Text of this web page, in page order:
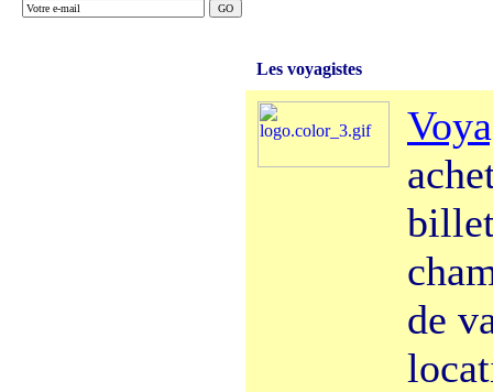
Les voyagistes
de